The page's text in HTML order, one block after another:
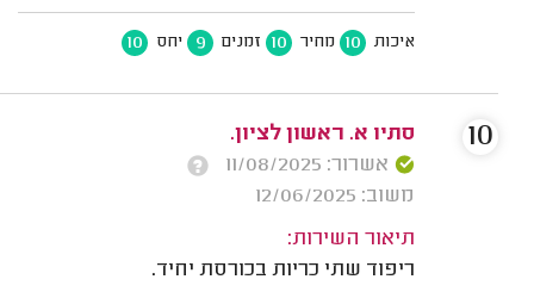
איכות 10 מחיר 10 זמנים 9 יחס 10
סתיו א. ראשון לציון.
אשרור: 11/08/2025
משוב: 12/06/2025
תיאור השירות:
ריפוד שתי כריות בכורסת יחיד.
10